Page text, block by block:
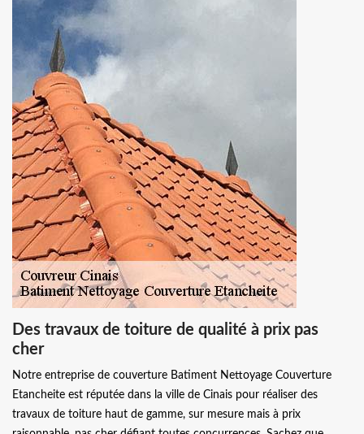
Des travaux de toiture de qualité à prix pas
cher
Notre entreprise de couverture Batiment Nettoyage Couverture
Etancheite est réputée dans la ville de Cinais pour réaliser des
travaux de toiture haut de gamme, sur mesure mais à prix